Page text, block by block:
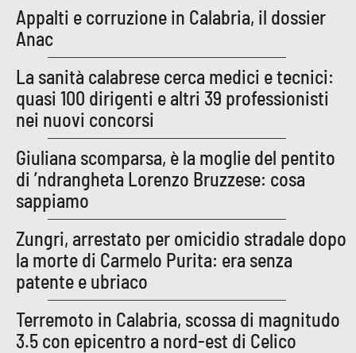
Cosenza
Lamezia Terme
PROGETTI
SPECIALI
Buona Sanità Calabria
LA
CALABRIAVISIONE
Destinazioni
Eventi
Food
Appalti e corruzione in Calabria, il dossier
Anac
La sanità calabrese cerca medici e tecnici:
quasi 100 dirigenti e altri 39 professionisti
nei nuovi concorsi
Giuliana scomparsa, è la moglie del pentito
di ’ndrangheta Lorenzo Bruzzese: cosa
sappiamo
Zungri, arrestato per omicidio stradale dopo
la morte di Carmelo Purita: era senza
patente e ubriaco
Terremoto in Calabria, scossa di magnitudo
3.5 con epicentro a nord-est di Celico